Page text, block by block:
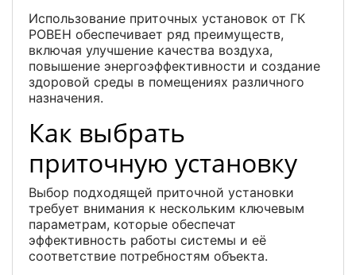
Использование приточных установок от ГК
РОВЕН обеспечивает ряд преимуществ,
включая улучшение качества воздуха,
повышение энергоэффективности и создание
здоровой среды в помещениях различного
назначения.
Как выбрать
приточную установку
Выбор подходящей приточной установки
требует внимания к нескольким ключевым
параметрам, которые обеспечат
эффективность работы системы и её
соответствие потребностям объекта.